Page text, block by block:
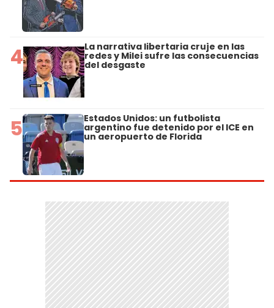
4 La narrativa libertaria cruje en las
redes y Milei sufre las consecuencias
del desgaste
5 Estados Unidos: un futbolista
argentino fue detenido por el ICE en
un aeropuerto de Florida